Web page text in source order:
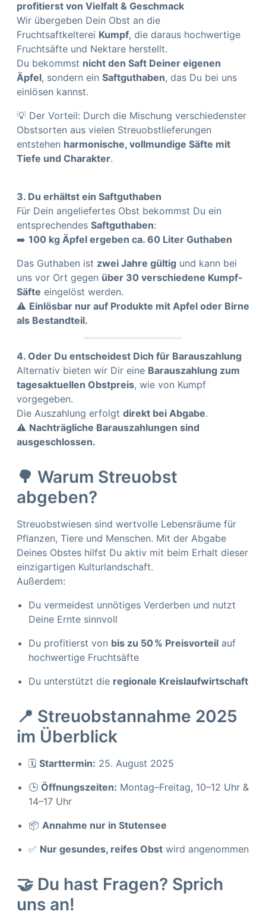
profitierst von Vielfalt & Geschmack
Wir übergeben Dein Obst an die
Fruchtsaftkelterei Kumpf, die daraus hochwertige
Fruchtsäfte und Nektare herstellt.
Du bekommst nicht den Saft Deiner eigenen
Äpfel, sondern ein Saftguthaben, das Du bei uns
einlösen kannst.
💡 Der Vorteil: Durch die Mischung verschiedenster
Obstsorten aus vielen Streuobstlieferungen
entstehen harmonische, vollmundige Säfte mit
Tiefe und Charakter.
3. Du erhältst ein Saftguthaben
Für Dein angeliefertes Obst bekommst Du ein
entsprechendes Saftguthaben:
➡️ 100 kg Äpfel ergeben ca. 60 Liter Guthaben
Das Guthaben ist zwei Jahre gültig und kann bei
uns vor Ort gegen über 30 verschiedene Kumpf-
Säfte eingelöst werden.
⚠️ Einlösbar nur auf Produkte mit Apfel oder Birne
als Bestandteil.
4. Oder Du entscheidest Dich für Barauszahlung
Alternativ bieten wir Dir eine Barauszahlung zum
tagesaktuellen Obstpreis, wie von Kumpf
vorgegeben.
Die Auszahlung erfolgt direkt bei Abgabe.
⚠️ Nachträgliche Barauszahlungen sind
ausgeschlossen.
🌳 Warum Streuobst
abgeben?
Streuobstwiesen sind wertvolle Lebensräume für
Pflanzen, Tiere und Menschen. Mit der Abgabe
Deines Obstes hilfst Du aktiv mit beim Erhalt dieser
einzigartigen Kulturlandschaft.
Außerdem:
Du vermeidest unnötiges Verderben und nutzt
Deine Ernte sinnvoll
Du profitierst von bis zu 50 % Preisvorteil auf
hochwertige Fruchtsäfte
Du unterstützt die regionale Kreislaufwirtschaft
📍 Streuobstannahme 2025
im Überblick
🗓️ Starttermin: 25. August 2025
🕒 Öffnungszeiten: Montag–Freitag, 10–12 Uhr &
14–17 Uhr
📦 Annahme nur in Stutensee
✅ Nur gesundes, reifes Obst wird angenommen
🤝 Du hast Fragen? Sprich
uns an!